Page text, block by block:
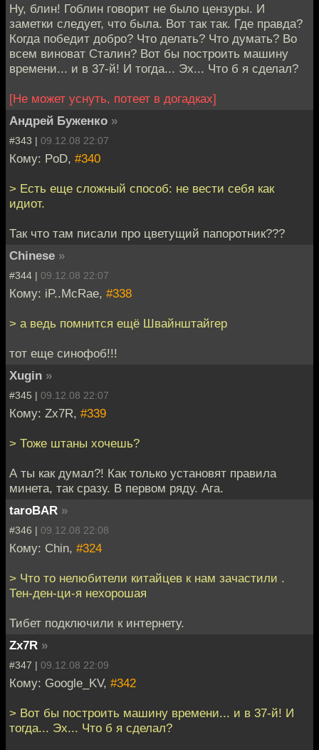
Ну, блин! Гоблин говорит не было цензуры. И
заметки следует, что была. Вот так так. Где правда?
Когда победит добро? Что делать? Что думать? Во
всем виноват Сталин? Вот бы построить машину
времени... и в 37-й! И тогда... Эх... Что б я сделал?
[Не может уснуть, потеет в догадках]
Андрей Буженко »
#343 | 09.12.08 22:07
Кому: PoD, #340
> Есть еще сложный способ: не вести себя как
идиот.
Так что там писали про цветущий папоротник???
Chinese »
#344 | 09.12.08 22:07
Кому: iP..McRae, #338
> а ведь помнится ещё Швайнштайгер
тот еще синофоб!!!
Xugin »
#345 | 09.12.08 22:07
Кому: Zx7R, #339
> Тоже штаны хочешь?
А ты как думал?! Как только установят правила
минета, так сразу. В первом ряду. Ага.
taroBAR »
#346 | 09.12.08 22:08
Кому: Chin, #324
> Что то нелюбители китайцев к нам зачастили .
Тен-ден-ци-я нехорошая
Тибет подключили к интернету.
Zx7R »
#347 | 09.12.08 22:09
Кому: Google_KV, #342
> Вот бы построить машину времени... и в 37-й! И
тогда... Эх... Что б я сделал?